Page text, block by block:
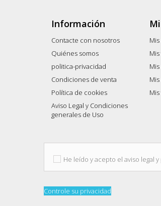
Información
Contacte con nosotros
Quiénes somos
politica-privacidad
Condiciones de venta
Política de cookies
Aviso Legal y Condiciones
generales de Uso
He leído y acepto el aviso legal
Controle su privacidad